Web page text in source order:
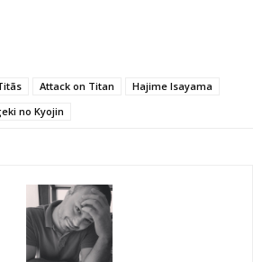
Attack on Titan
Hajime Isayama
no Kyojin